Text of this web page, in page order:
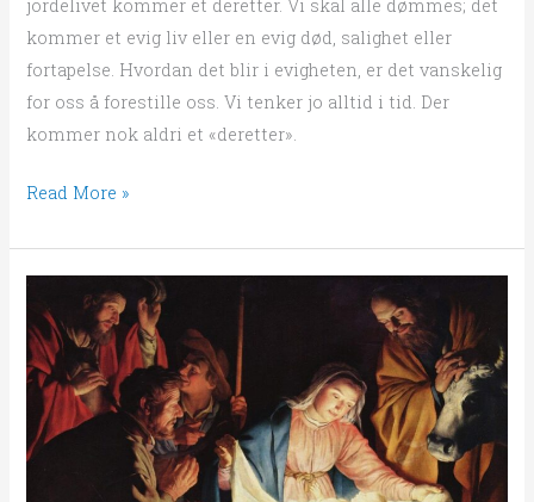
jordelivet kommer et deretter. Vi skal alle dømmes; det
kommer et evig liv eller en evig død, salighet eller
fortapelse. Hvordan det blir i evigheten, er det vanskelig
for oss å forestille oss. Vi tenker jo alltid i tid. Der
kommer nok aldri et «deretter».
Read More »
behaget
Gud
å
bli
født